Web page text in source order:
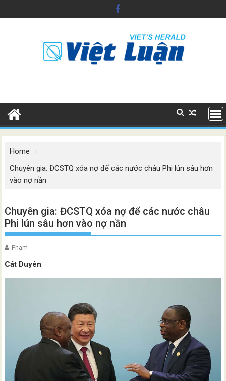
to
Home
Chuyên gia: ĐCSTQ xóa nợ để các nước châu Phi lún sâu hơn
vào nợ nần
Chuyên gia: ĐCSTQ xóa nợ để các nước châu
Phi lún sâu hơn vào nợ nần
Pham
Cát Duyên